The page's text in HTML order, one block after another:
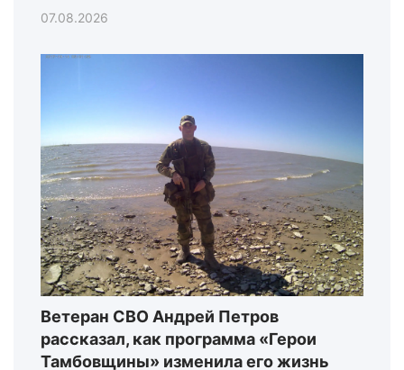
07.08.2026
Ветеран СВО Андрей Петров
рассказал, как программа «Герои
Тамбовщины» изменила его жизнь